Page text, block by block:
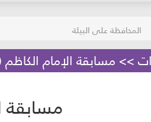
المحافظة على البيئة
>> مسابقة الإمام الكاظم
مسابقة